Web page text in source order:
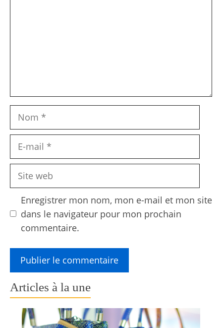
Nom
Site
Enregistrer mon nom, mon e-mail et mon site
dans le navigateur pour mon prochain
commentaire.
Articles à la une